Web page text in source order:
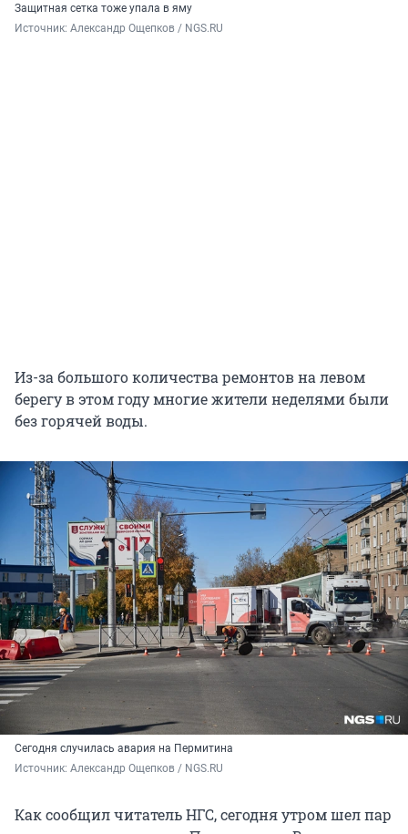
Защитная сетка тоже упала в яму
Источник: Александр Ощепков / NGS.RU
Из-за большого количества ремонтов на левом
берегу в этом году многие жители неделями были
без горячей воды.
Сегодня случилась авария на Пермитина
Источник: Александр Ощепков / NGS.RU
Как сообщил читатель НГС, сегодня утром шел пар